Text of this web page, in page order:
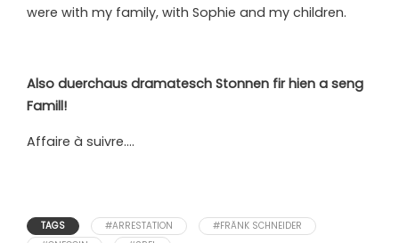
were with my family, with Sophie and my children.
Also duerchaus dramatesch Stonnen fir hien a seng
Famill!
Affaire à suivre….
TAGS #ARRESTATION
#FRÄNK SCHNEIDER